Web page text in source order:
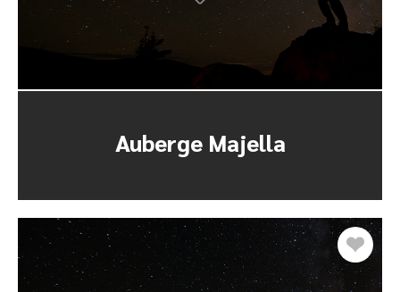
Auberge Majella